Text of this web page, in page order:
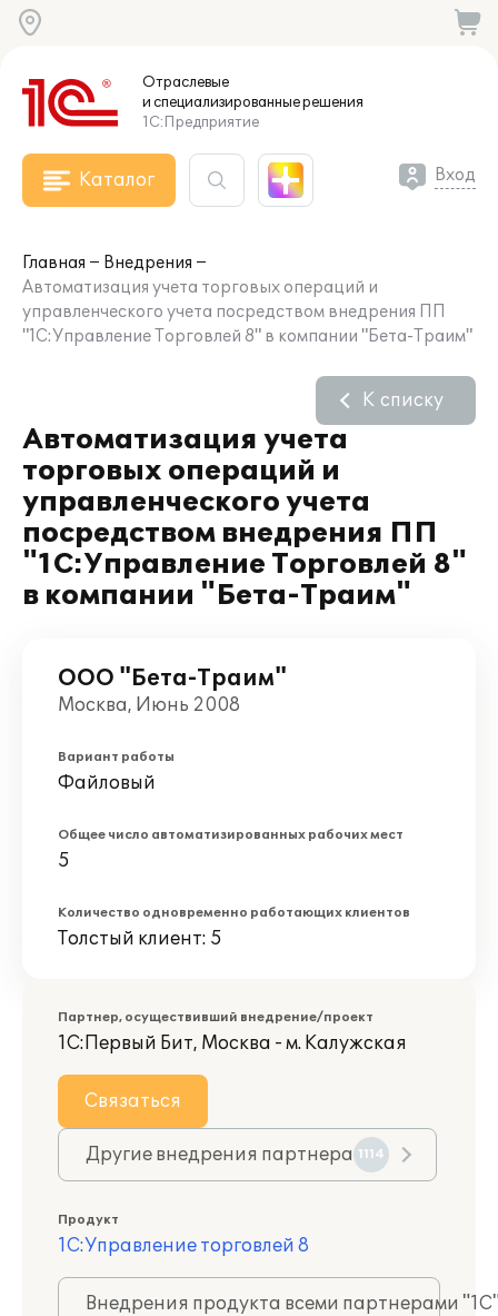
Отраслевые
и специализированныерешения
1С:Предприятие
Каталог Вход
Главная
Внедрения
Автоматизация учета торговых операций и
управленческого учета посредством внедрения ПП
"1С:Управление Торговлей 8" в компании "Бета-Траим"
Автоматизация учета
торговых операций и
управленческого учета
посредством внедрения ПП
"1С:Управление Торговлей 8"
в компании "Бета-Траим"
К списку
ООО "Бета-Траим"
Москва, Июнь 2008
Вариант работы
Файловый
Общее число автоматизированных рабочих мест
5
Количество одновременно работающих клиентов
Толстый клиент: 5
Партнер, осуществивший внедрение/проект
1С:Первый Бит, Москва - м. Калужская
Связаться
Другие внедрения партнера 1114
Продукт
1С:Управление торговлей 8
Внедрения продукта всеми партнерами